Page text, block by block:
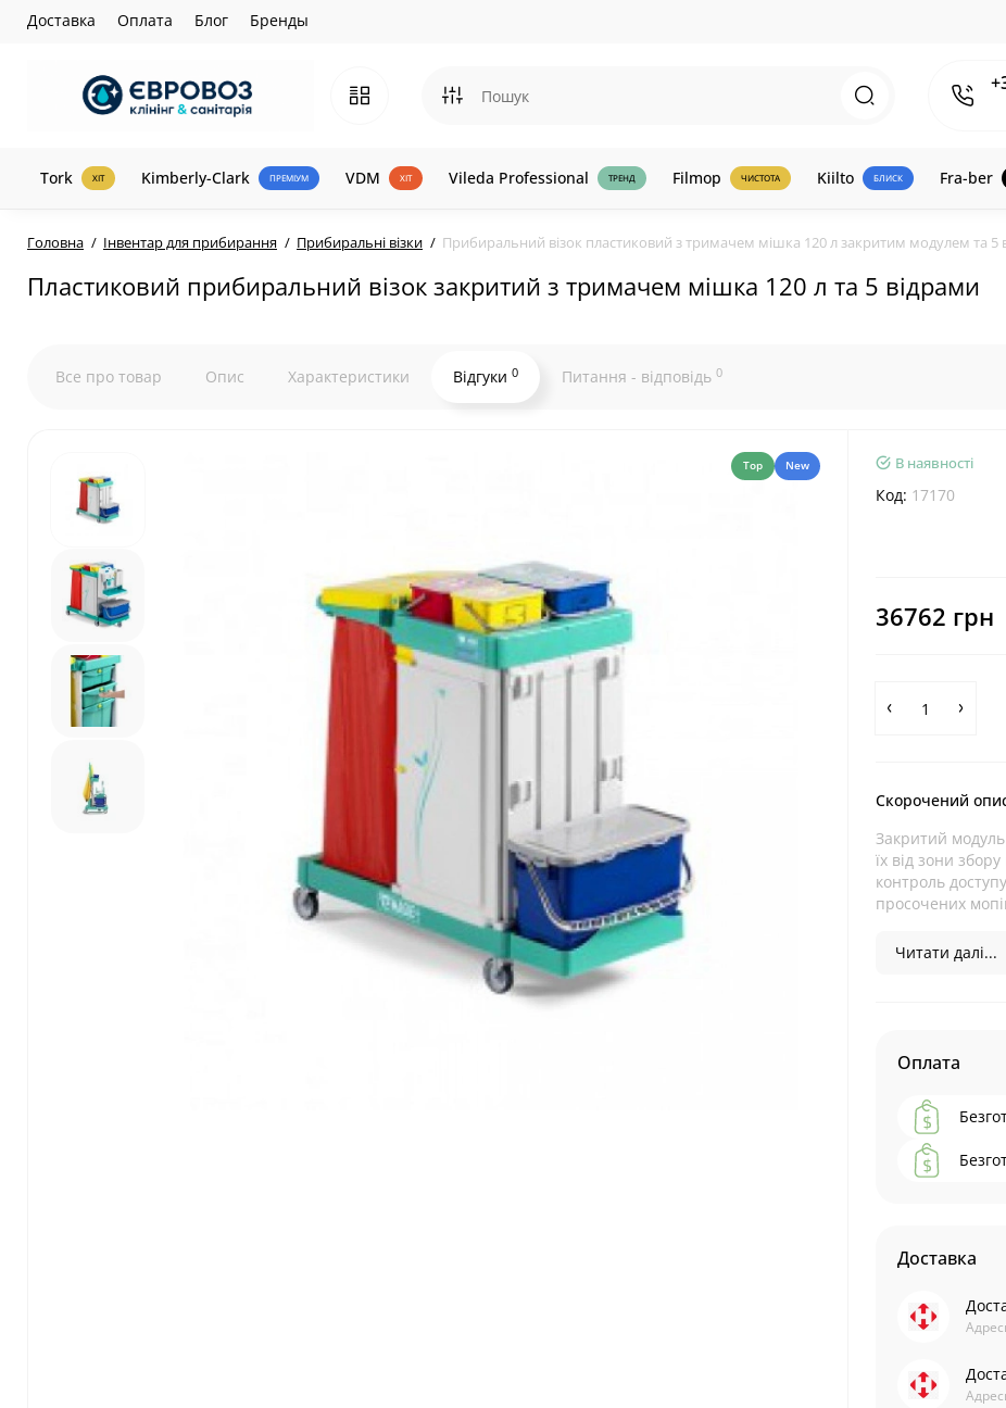
Доставка Оплата Блог Бренды
Tork ХІТ Kimberly-Clark ПРЕМІУМ VDM ХІТ Vileda Professional ТРЕНД Filmop ЧИСТОТА Kiilto БЛИСК Fra-ber
Головна Інвентар для прибирання Прибиральні візки Прибиральний візок пластиковий з тримачем мішка 120 л закритим модулем та 5
Пластиковий прибиральний візок закритий з тримачем мішка 120 л та 5 відрами
Все про товар Опис Характеристики Відгуки 0 Питання - відповідь 0
Top New В наявності
Код: 17170
36762 грн
Скорочений
Закритий
їх від зони
контроль
просочених
Читати далі...
Оплата
Доставка